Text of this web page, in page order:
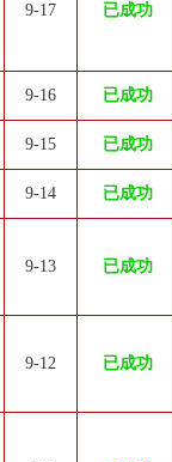
9-17 已成功
9-16 已成功
9-15 已成功
9-14 已成功
9-13 已成功
9-12 已成功